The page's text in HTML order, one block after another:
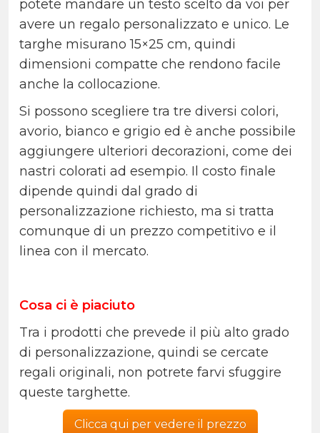
potete mandare un testo scelto da voi per
avere un regalo personalizzato e unico. Le
targhe misurano 15×25 cm, quindi
dimensioni compatte che rendono facile
anche la collocazione.
Si possono scegliere tra tre diversi colori,
avorio, bianco e grigio ed è anche possibile
aggiungere ulteriori decorazioni, come dei
nastri colorati ad esempio. Il costo finale
dipende quindi dal grado di
personalizzazione richiesto, ma si tratta
comunque di un prezzo competitivo e il
linea con il mercato.
Cosa ci è piaciuto
Tra i prodotti che prevede il più alto grado
di personalizzazione, quindi se cercate
regali originali, non potrete farvi sfuggire
queste targhette.
Clicca qui per vedere il prezzo